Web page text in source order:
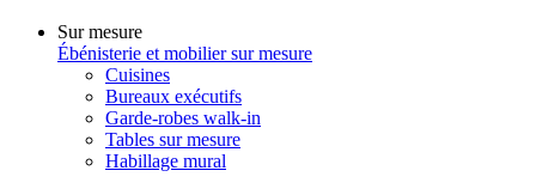
Sur mesure
Ébénisterie et mobilier sur mesure
Cuisines
Bureaux exécutifs
Garde-robes walk-in
Tables sur mesure
Habillage mural